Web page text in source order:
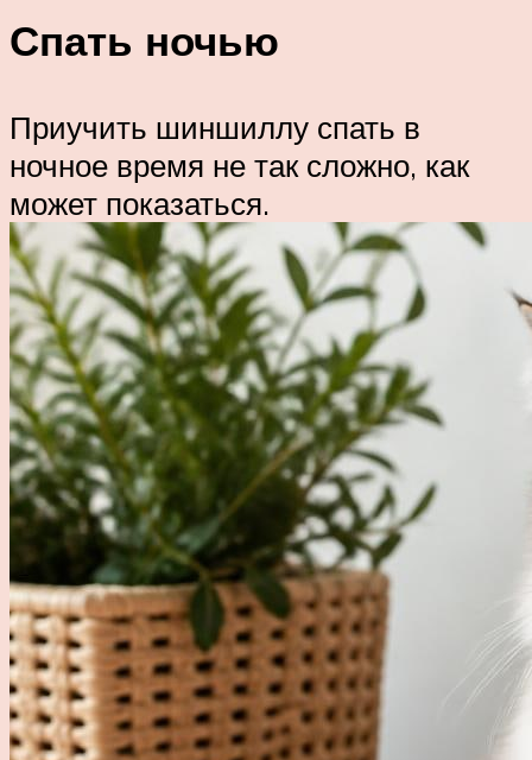
Спать ночью
Приучить шиншиллу спать в
ночное время не так сложно, как
может показаться.